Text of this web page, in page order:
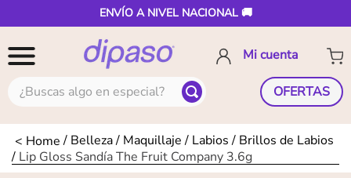
ENVÍO A NIVEL NACIONAL 🚚
¿Buscas algo en especial? OFERTAS
Belleza Maquillaje Labios
Brillos de Labios
Lip Gloss Sandía The Fruit Company 3.6g